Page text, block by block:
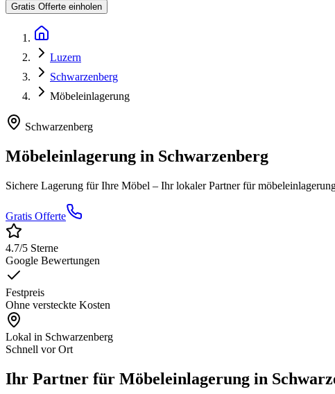
Gratis Offerte einholen
Luzern
Schwarzenberg
Möbeleinlagerung
Schwarzenberg
Möbeleinlagerung in Schwarzenberg
Sichere Lagerung für Ihre Möbel – Ihr lokaler Partner für
Gratis Offerte
4.7/5 Sterne
Google Bewertungen
Festpreis
Ohne versteckte Kosten
Lokal in Schwarzenberg
Schnell vor Ort
Ihr Partner für Möbeleinlagerung in